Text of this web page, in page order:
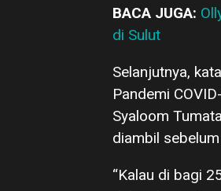
BACA JUGA:
di Sulut
Selanjutnya,
Pandemi
Syaloom
diambil
“Kalau di bagi